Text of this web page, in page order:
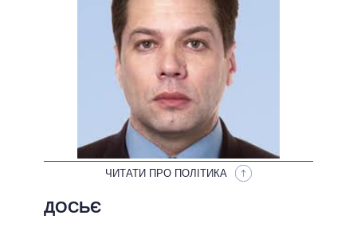
ОБІЦЯНКИ У ПРОЦЕСІ
ВСІ ОБІЦЯНКИ
АРХІВНІ ОБІЦЯНКИ
ЧИТАТИ ПРО ПОЛІТИКА
ДОСЬЄ